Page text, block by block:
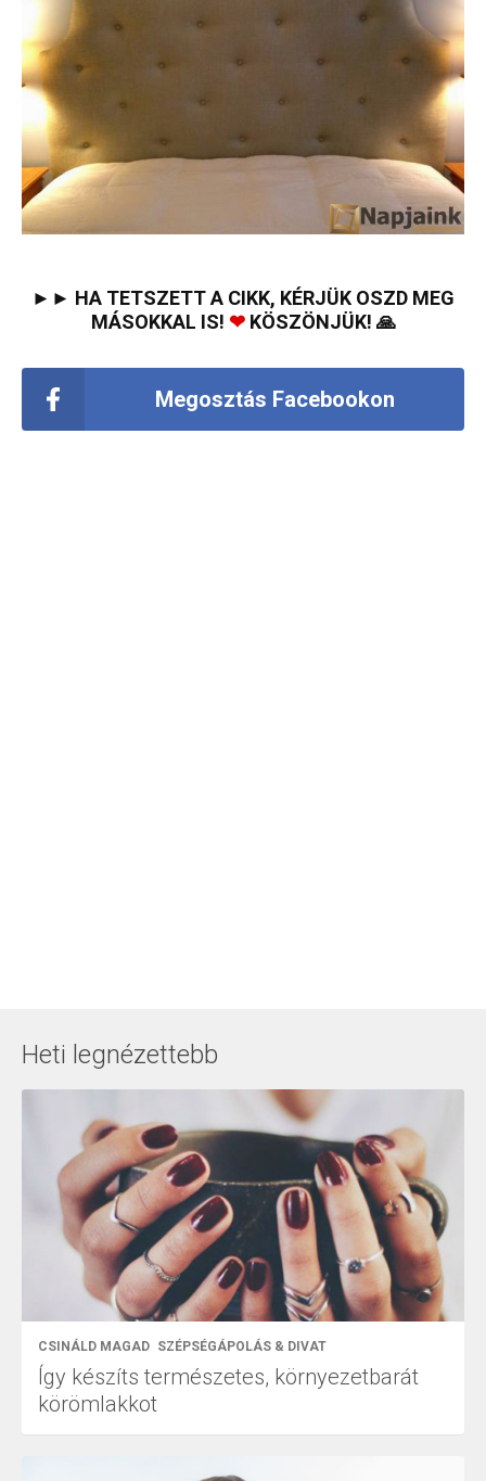
►► HA TETSZETT A CIKK, KÉRJÜK OSZD MEG
MÁSOKKAL IS! ❤KÖSZÖNJÜK! 🙏
Megosztás Facebookon
Heti legnézettebb
CSINÁLD MAGAD SZÉPSÉGÁPOLÁS & DIVAT
Így készíts természetes, környezetbarát
körömlakkot